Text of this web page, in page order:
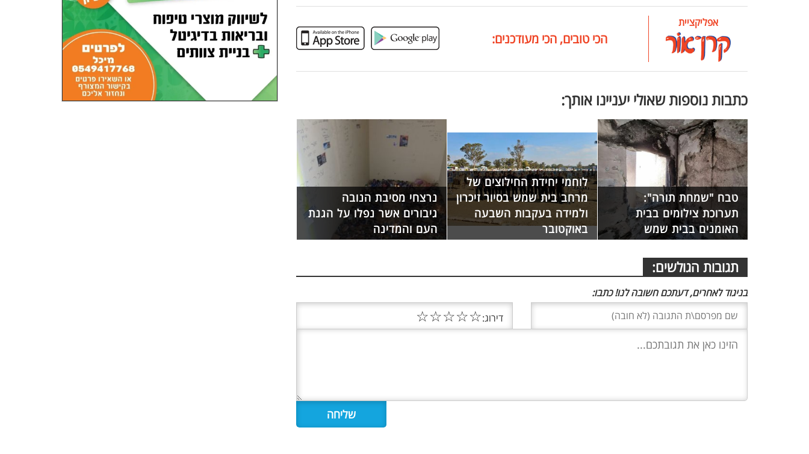
אפליקציית
הכי טובים, הכי מעודכנים:
כתבות נוספות שאולי יעניינו אותך:
טבח "שמחת תורה":
תערוכת צילומים בבית
האומנים בבית שמש
לוחמי יחידת החילוצים של
מרחב בית שמש בסיור זיכרון
ולמידה בעקבות השבעה
באוקטובר
נרצחי מסיבת הנובה
גיבורים אשר נפלו על הגנת
העם והמדינה
תגובות הגולשים:
בניגוד לאחרים, דעתכם חשובה לנו! כתבו:
דירוג:☆
☆
☆
☆
☆